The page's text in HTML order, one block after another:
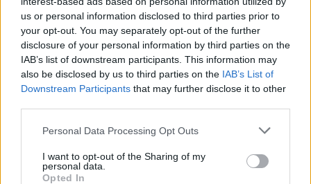
us or personal information disclosed to third parties prior to
your opt-out. You may separately opt-out of the further
disclosure of your personal information by third parties on the
IAB’s list of downstream participants. This information may
also be disclosed by us to third parties on the IAB’s List of
Downstream Participants that may further disclose it to other
Personal Data Processing Opt Outs
I want to opt-out of the Sharing of my
personal data.
Opted In